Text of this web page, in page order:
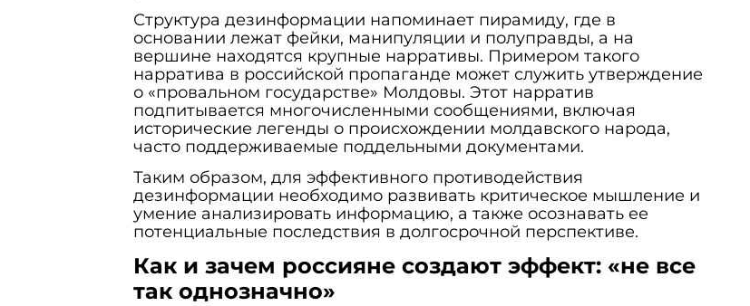
Структура дезинформации напоминает пирамиду, где в
основании лежат фейки, манипуляции и полуправды, а на
вершине находятся крупные нарративы. Примером такого
нарратива в российской пропаганде может служить утверждение
о «провальном государстве» Молдовы. Этот нарратив
подпитывается многочисленными сообщениями, включая
исторические легенды о происхождении молдавского народа,
часто поддерживаемые поддельными документами.
Таким образом, для эффективного противодействия
дезинформации необходимо развивать критическое мышление и
умение анализировать информацию, а также осознавать ее
потенциальные последствия в долгосрочной перспективе.
Как и зачем россияне создают эффект: «не все
так однозначно»